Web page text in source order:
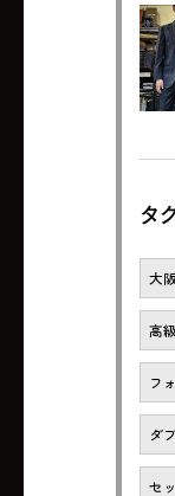
タ
大
高級
フ
ダ
セ